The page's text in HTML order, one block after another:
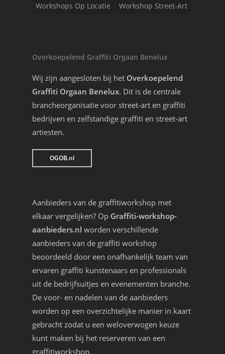
Workshops Op Locatie
Workshop Street-Art
Overkoepelend Graffiti Orgaan Benelux
Wij zijn aangesloten bij het Overkoepelend
Graffiti Orgaan Benelux. Dit is de centrale
brancheorganisatie voor street-art en graffiti
bedrijven en zelfstandige graffiti en street-art
artiesten.
OGOB.nl
Aanbieders van de graffitiworkshop met
elkaar vergelijken? Op Graffiti-workshop-
aanbieders.nl worden verschillende
aanbieders van de graffiti workshop
beoordeeld door een onafhankelijk team van
ervaren graffiti kunstenaars en professionals
uit de bedrijfsuitjes en evenementen branche.
De voor- en nadelen van de aanbieders
worden op een overzichtelijke manier in kaart
gebracht zodat u een weloverwogen keuze
kunt maken bij het reserveren van een
graffitiworkshop.